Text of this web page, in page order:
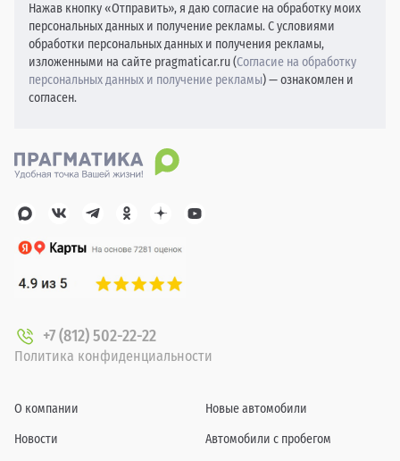
Нажав кнопку «Отправить», я даю согласие на обработку моих
персональных данных и получение рекламы. С условиями
обработки персональных данных и получения рекламы,
изложенными на сайте pragmaticar.ru (Согласие на обработку
персональных данных и получение рекламы) — ознакомлен и
согласен.
+7 (812) 502-22-22
Политика конфиденциальности
О компании
Новости
Новые автомобили
Автомобили с пробегом